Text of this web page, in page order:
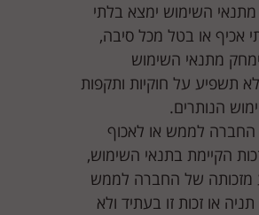
השימוש ימצא בלתי
אכיף או בטל מכל סיבה,
מתנאי השימוש
תשפיע על חוקיות ותקפות
הנותרים.
החברה לממש או לאכוף
הקיימת בתנאי השימוש,
מזכותה של החברה לממש
או זכות זו בעתיד ולא